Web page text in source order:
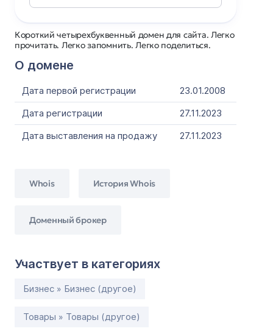
Короткий четырехбуквенный домен для сайта. Легко
прочитать. Легко запомнить. Легко поделиться.
О домене
Дата первой регистрации
23.01.2008
Дата регистрации
27.11.2023
Дата выставления на продажу
27.11.2023
Whois История Whois
Доменный брокер
Участвует в категориях
Бизнес » Бизнес (другое)
Товары » Товары (другое)